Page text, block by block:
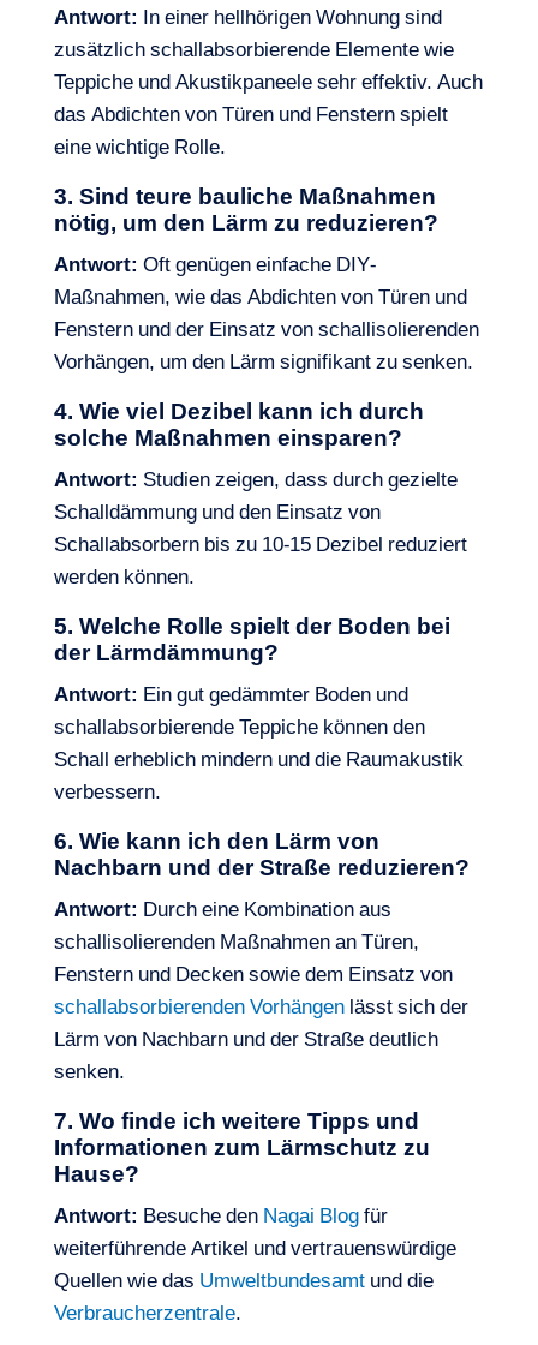
Antwort: In einer hellhörigen Wohnung sind
zusätzlich schallabsorbierende Elemente wie
Teppiche und Akustikpaneele sehr effektiv. Auch
das Abdichten von Türen und Fenstern spielt
eine wichtige Rolle.
3. Sind teure bauliche Maßnahmen
nötig, um den Lärm zu reduzieren?
Antwort: Oft genügen einfache DIY-
Maßnahmen, wie das Abdichten von Türen und
Fenstern und der Einsatz von schallisolierenden
Vorhängen, um den Lärm signifikant zu senken.
4. Wie viel Dezibel kann ich durch
solche Maßnahmen einsparen?
Antwort: Studien zeigen, dass durch gezielte
Schalldämmung und den Einsatz von
Schallabsorbern bis zu 10-15 Dezibel reduziert
werden können.
5. Welche Rolle spielt der Boden bei
der Lärmdämmung?
Antwort: Ein gut gedämmter Boden und
schallabsorbierende Teppiche können den
Schall erheblich mindern und die Raumakustik
verbessern.
6. Wie kann ich den Lärm von
Nachbarn und der Straße reduzieren?
Antwort: Durch eine Kombination aus
schallisolierenden Maßnahmen an Türen,
Fenstern und Decken sowie dem Einsatz von
schallabsorbierenden Vorhängenlässt sich der
Lärm von Nachbarn und der Straße deutlich
senken.
7. Wo finde ich weitere Tipps und
Informationen zum Lärmschutz zu
Hause?
Antwort: Besuche denNagai Blogfür
weiterführende Artikel und vertrauenswürdige
Quellen wie das Umweltbundesamtund die
Verbraucherzentrale.